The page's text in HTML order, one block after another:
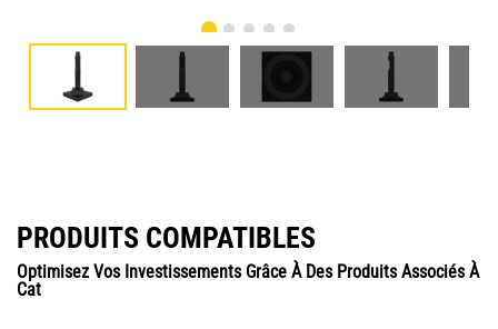
PRODUITS COMPATIBLES
Optimisez Vos Investissements Grâce À Des Produits Associés À
Cat